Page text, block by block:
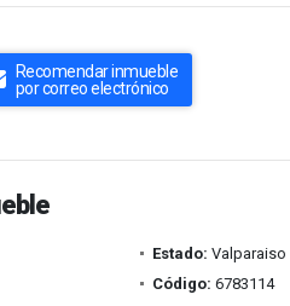
Recomendar inmueble
por correo electrónico
Estado: Valparaiso
Código: 6783114